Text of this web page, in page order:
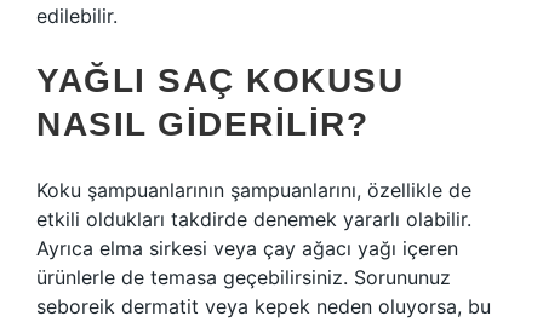
edilebilir.
YAĞLI SAÇ KOKUSU
NASIL GIDERILIR?
Koku şampuanlarının şampuanlarını, özellikle de
etkili oldukları takdirde denemek yararlı olabilir.
Ayrıca elma sirkesi veya çay ağacı yağı içeren
ürünlerle de temasa geçebilirsiniz. Sorununuz
seboreik dermatit veya kepek neden oluyorsa, bu